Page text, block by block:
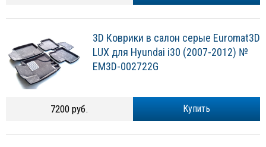
3D Коврики в салон серые Euromat3D
LUX для Hyundai i30 (2007-2012) №
EM3D-002722G
Купить
7200 руб.